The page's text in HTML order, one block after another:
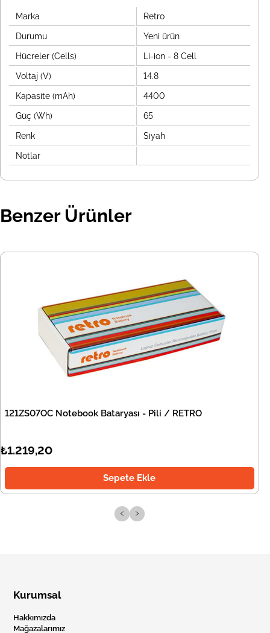
Marka Retro
Durumu Yeni ürün
Hücreler (Cells) Li-ion - 8 Cell
Voltaj (V) 14.8
Kapasite (mAh) 4400
Güç (Wh) 65
Renk Siyah
Notlar
Benzer Ürünler
121ZS07OC Notebook Bataryası - Pili / RETRO
₺1.219,20
Sepete Ekle
‹ ›
Kurumsal
Hakkımızda
Mağazalarımız